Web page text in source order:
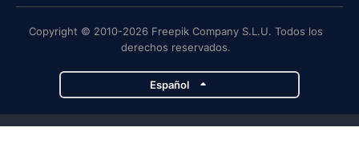
Copyright © 2010-2026 Freepik Company S.L.U. Todos los
derechos reservados.
Español